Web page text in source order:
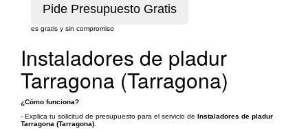
es gratis y sin compromiso
Instaladores de pladur
Tarragona (Tarragona)
¿Cómo funciona?
- Explica tu solicitud de presupuesto para el servicio de Instaladores de pladur
Tarragona (Tarragona)